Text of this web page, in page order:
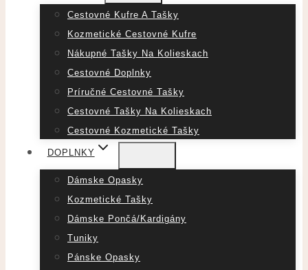
Cestovné Kufre A Tašky
Kozmetické Cestovné Kufre
Nákupné Tašky Na Kolieskach
Cestovné Doplnky
Príručné Cestovné Tašky
Cestovné Tašky Na Kolieskach
Cestovné Kozmetické Tašky
DOPLNKY
Dámske Opasky
Kozmetické Tašky
Dámske Pončá/Kardigány
Tuniky
Pánske Opasky